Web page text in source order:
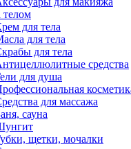
телом
для тела
для тела
для тела
средства
для душа
для массажа
сауна
щетки, мочалки